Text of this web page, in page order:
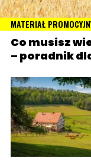
MATERIAŁ
Co musisz
– poradnik